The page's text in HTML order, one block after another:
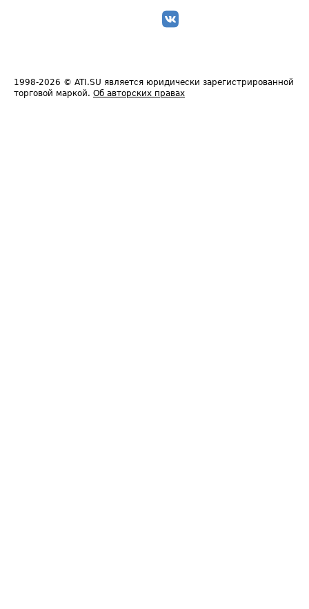
1998-2026 © ATI.SU является юридически зарегистрированной
торговой маркой. Об авторских правах